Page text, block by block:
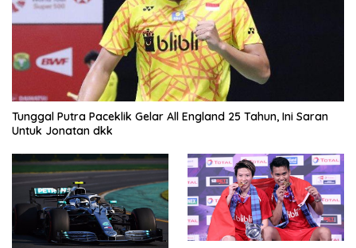
Tunggal Putra Paceklik Gelar All England 25 Tahun, Ini Saran
Untuk Jonatan dkk